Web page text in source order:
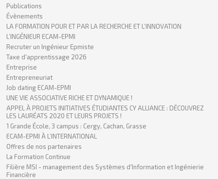
Publications
Évènements
LA FORMATION POUR ET PAR LA RECHERCHE ET L’INNOVATION
L’INGÉNIEUR ECAM-EPMI
Recruter un Ingénieur Epmiste
Taxe d'apprentissage 2026
Entreprise
Entrepreneuriat
Job dating ECAM-EPMI
UNE VIE ASSOCIATIVE RICHE ET DYNAMIQUE !
APPEL À PROJETS INITIATIVES ÉTUDIANTES CY ALLIANCE : DÉCOUVREZ
LES LAURÉATS 2020 ET LEURS PROJETS !
1 Grande École, 3 campus : Cergy, Cachan, Grasse
ECAM-EPMI À L’INTERNATIONAL
Offres de nos partenaires
La Formation Continue
Filière MSI - management des Systèmes d'Information et Ingénierie
Financière